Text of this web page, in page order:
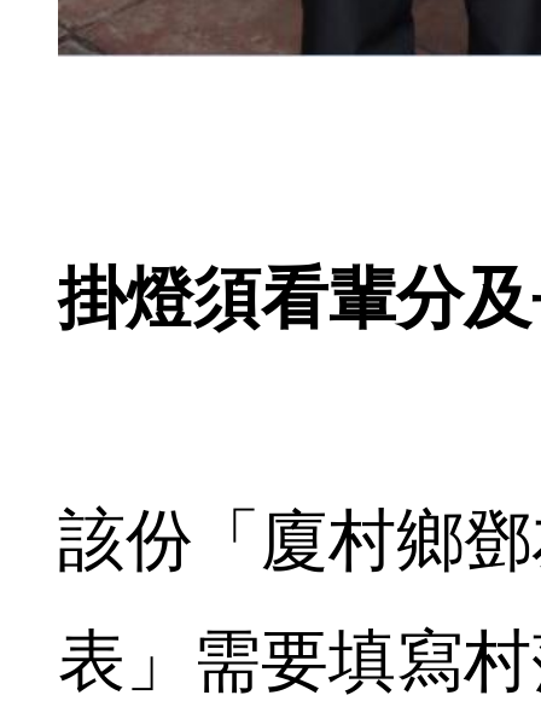
掛燈須看輩分
該份「廈村鄉
表」需要填寫